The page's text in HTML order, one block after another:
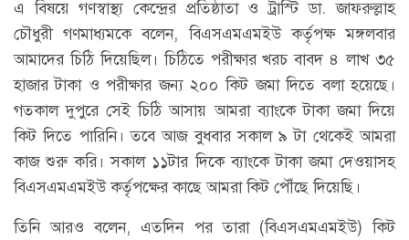
এ বিষয়ে গণস্বাস্থ্য কেন্দ্রের প্রতিষ্ঠাতা ও ট্রাস্টি ডা. জাফরুল্লাহ
চৌধুরী গণমাধ্যমকে বলেন, বিএসএমএমইউ কর্তৃপক্ষ মঙ্গলবার
আমাদের চিঠি দিয়েছিল। চিঠিতে পরীক্ষার খরচ বাবদ ৪ লাখ ৩৫
হাজার টাকা ও পরীক্ষার জন্য ২০০ কিট জমা দিতে বলা হয়েছে।
গতকাল দুপুরে সেই চিঠি আসায় আমরা ব্যাংকে টাকা জমা দিয়ে
কিট দিতে পারিনি। তবে আজ বুধবার সকাল ৯ টা থেকেই আমরা
কাজ শুরু করি। সকাল ১১টার দিকে ব্যাংকে টাকা জমা দেওয়াসহ
বিএসএমএমইউ কর্তৃপক্ষের কাছে আমরা কিট পৌঁছে দিয়েছি।
তিনি আরও বলেন, এতদিন পর তারা (বিএসএমএমইউ) কিট